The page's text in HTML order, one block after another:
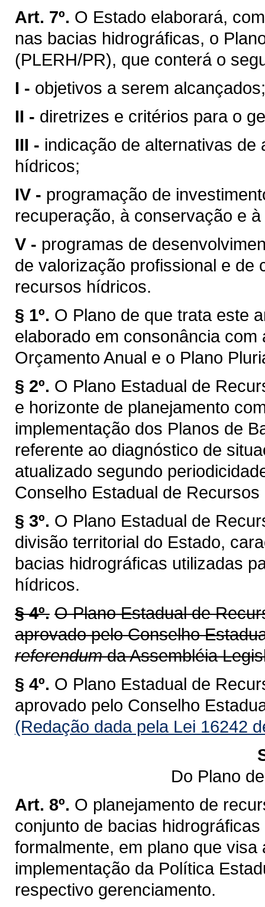
Art. 7º. O Estado elaborará,
nas bacias hidrográficas, o
(PLERH/PR), que conterá o
I - objetivos a serem alcançados;
II - diretrizes e critérios para o
III - indicação de alternativas
hídricos;
IV - programação de
recuperação, à conservação e
V - programas de
de valorização profissional e de
recursos hídricos.
§ 1º. O Plano de que trata este
elaborado em consonância
Orçamento Anual e o Plano
§ 2º. O Plano Estadual de
e horizonte de planejamento
implementação dos Planos de
referente ao diagnóstico de
atualizado segundo
Conselho Estadual de
§ 3º. O Plano Estadual de
divisão territorial do Estado,
bacias hidrográficas utilizadas
hídricos.
§ 4º. O Plano Estadual de
aprovado pelo Conselho
referendumda Assembléia
§ 4º. O Plano Estadual de
aprovado pelo Conselho
(Redação dada pela Lei 16242
Do Plano
Art. 8º. O planejamento de
conjunto de bacias
formalmente, em plano que
implementação da Política
respectivo gerenciamento.